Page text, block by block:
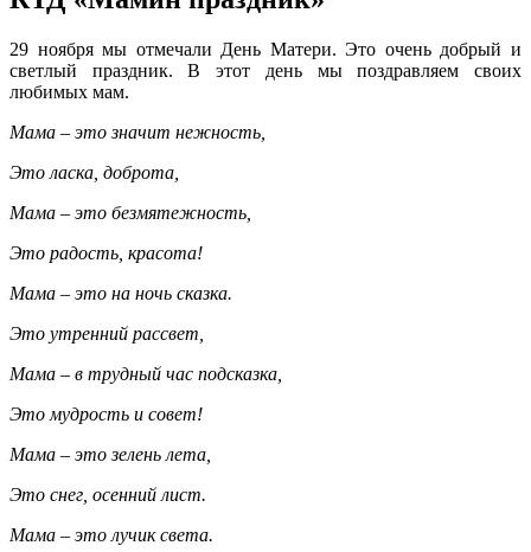
29 ноября мы отмечали День Матери. Это очень добрый и
светлый праздник. В этот день мы поздравляем своих
любимых мам.
Мама – это значит нежность,
Это ласка, доброта,
Мама – это безмятежность,
Это радость, красота!
Мама – это на ночь сказка.
Это утренний рассвет,
Мама – в трудный час подсказка,
Это мудрость и совет!
Мама – это зелень лета,
Это снег, осенний лист.
Мама – это лучик света.